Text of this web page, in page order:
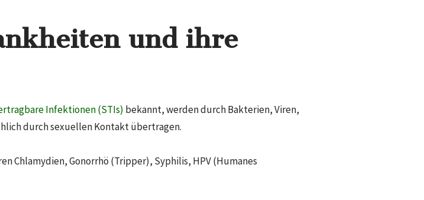
und ihre
Infektionen (STIs) bekannt, werden durch Bakterien, Viren,
durch sexuellen Kontakt übertragen.
Chlamydien, Gonorrhö (Tripper), Syphilis, HPV (Humanes